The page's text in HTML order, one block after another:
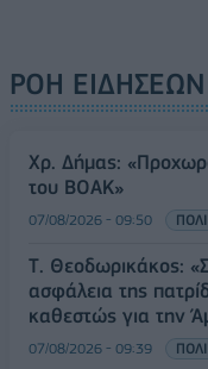
ΡΟΗ ΕΙΔΗΣΕΩΝ
Χρ. Δήμας:
του ΒΟΑΚ»
07/08/2026 - 09:50
Τ. Θεοδωρικάκος:
ασφάλεια της
καθεστώς για την
07/08/2026 - 09:39